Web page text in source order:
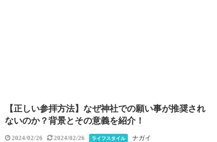
【正しい参拝方法】なぜ神社での願い事が推奨され
ないのか？背景とその意義を紹介！
2024/02/26 2024/02/26 ライフスタイル ナガイ